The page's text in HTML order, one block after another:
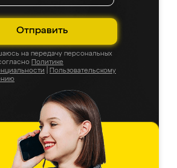
Отправить
на передачу персональных
Политике
Пользовательскому